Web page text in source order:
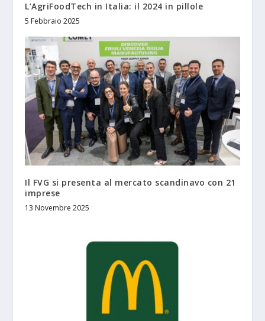
L’AgriFoodTech in Italia: il 2024 in pillole
5 Febbraio 2025
Il FVG si presenta al mercato scandinavo con 21
imprese
13 Novembre 2025